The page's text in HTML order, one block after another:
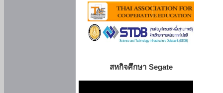
สหกิจศึกษา Segate